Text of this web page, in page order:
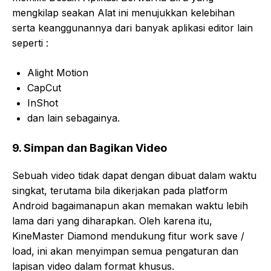
mengkilap seakan Alat ini menujukkan kelebihan
serta keanggunannya dari banyak aplikasi editor lain
seperti :
Alight Motion
CapCut
InShot
dan lain sebagainya.
9. Simpan dan Bagikan Video
Sebuah video tidak dapat dengan dibuat dalam waktu
singkat, terutama bila dikerjakan pada platform
Android bagaimanapun akan memakan waktu lebih
lama dari yang diharapkan. Oleh karena itu,
KineMaster Diamond mendukung fitur work save /
load, ini akan menyimpan semua pengaturan dan
lapisan video dalam format khusus.